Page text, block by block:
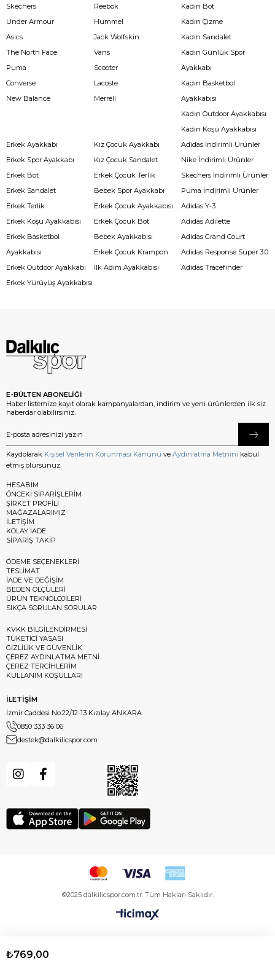
Skechers
Under Armour
Asics
The North Face
Puma
Converse
New Balance
Reebok
Hummel
Jack Wolfskin
Vans
Scooter
Lacoste
Merrell
Kadın Bot
Kadın Çizme
Kadın Sandalet
Kadın Günlük Spor
Ayakkabı
Kadın Basketbol
Ayakkabısı
Kadın Outdoor Ayakkabısı
Kadın Koşu Ayakkabısı
Erkek Ayakkabı
Erkek Spor Ayakkabı
Erkek Bot
Erkek Sandalet
Erkek Terlik
Erkek Koşu Ayakkabısı
Erkek Basketbol
Ayakkabısı
Erkek Outdoor Ayakkabı
Erkek Yürüyüş Ayakkabısı
Kız Çocuk Ayakkabı
Kız Çocuk Sandalet
Erkek Çocuk Terlik
Bebek Spor Ayakkabı
Erkek Çocuk Ayakkabısı
Erkek Çocuk Bot
Bebek Ayakkabısı
Erkek Çocuk Krampon
İlk Adım Ayakkabısı
Adidas İndirimli Ürünler
Nike İndirimli Ürünler
Skechers İndirimli Ürünler
Puma İndirimli Ürünler
Adidas Y-3
Adidas Adilette
Adidas Grand Court
Adidas Response Super 3.0
Adidas Tracefinder
E-BÜLTEN ABONELİĞİ
Haber listemize kayıt olarak kampanyalardan, indirim ve yeni ürünlerden ilk siz
haberdar olabilirsiniz.
Kaydolarak Kişisel Verilerin Korunması Kanunu ve Aydınlatma Metnini kabul
etmiş olursunuz.
HESABIM
ÖNCEKİ SİPARİŞLERİM
ŞİRKET PROFİLİ
MAĞAZALARIMIZ
İLETİŞİM
KOLAY İADE
SİPARİŞ TAKİP
ÖDEME SEÇENEKLERİ
TESLİMAT
İADE VE DEĞİŞİM
BEDEN ÖLÇÜLERİ
ÜRÜN TEKNOLOJİLERİ
SIKÇA SORULAN SORULAR
KVKK BİLGİLENDİRMESİ
TÜKETİCİ YASASI
GİZLİLİK VE GÜVENLİK
ÇEREZ AYDINLATMA METNİ
ÇEREZ TERCİHLERİM
KULLANIM KOŞULLARI
İLETİŞİM
İzmir Caddesi No:22/12-13 Kızılay ANKARA
0850 333 36 06
destek@dalkilicspor.com
©2025 dalkilicspor.com.tr. Tüm Hakları Saklıdır.
₺769,00